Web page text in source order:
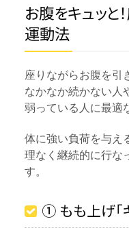
お腹をキュッと
運動法
座りながらお腹を引
なかなか続かない人
弱っている人に最適
体に強い負荷を与え
理なく継続的に行な
す。
① もも上げ「